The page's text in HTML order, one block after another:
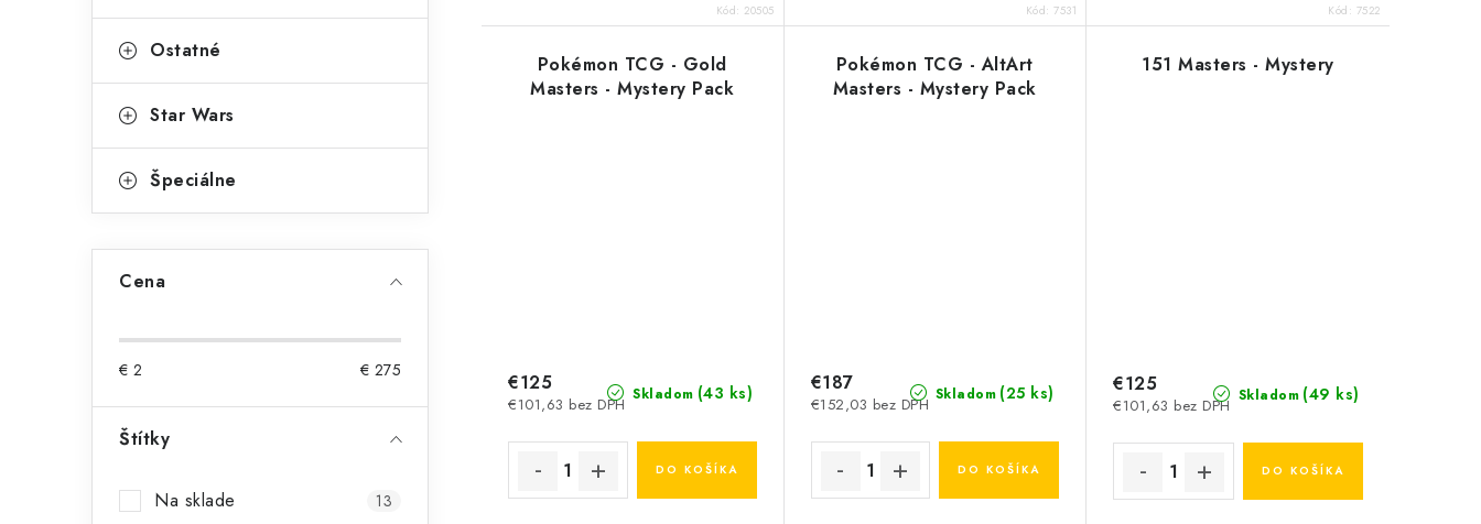
Ostatné
Star Wars
Špeciálne
Cena
€ 2 € 275
Štítky
Na sklade 13
Kód: 20505 Kód:7531 Kód: 7522
Pokémon TCG - Gold
Masters - Mystery Pack
Skladom (43 ks)
€101,63 bez DPH
€125
DO KOŠÍKA
Pokémon TCG - AltArt
Masters - Mystery Pack
Skladom (25 ks)
€152,03 bez DPH
€187
DO KOŠÍKA
151 Masters - Mystery
Skladom (49 ks)
€101,63 bez DPH
€125
DO KOŠÍKA